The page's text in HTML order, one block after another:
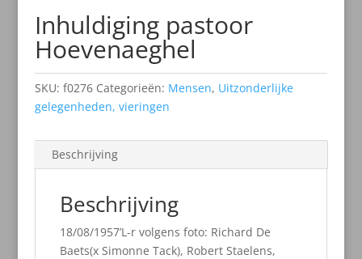
Inhuldiging pastoor
Hoevenaeghel
SKU: f0276 Categorieën: Mensen, Uitzonderlijke
gelegenheden, vieringen
Beschrijving
Beschrijving
18/08/1957’L-r volgens foto: Richard De
Baets(x Simonne Tack), Robert Staelens,